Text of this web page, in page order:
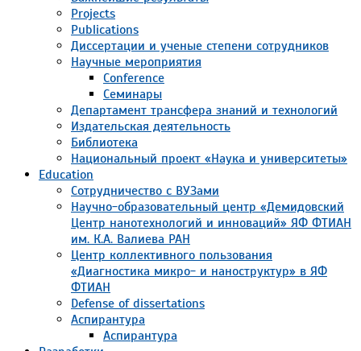
Projects
Publications
Диссертации и ученые степени сотрудников
Научные мероприятия
Conference
Семинары
Департамент трансфера знаний и технологий
Издательская деятельность
Библиотека
Национальный проект «Наука и университеты»
Education
Сотрудничество с ВУЗами
Научно-образовательный центр «Демидовский
Центр нанотехнологий и инноваций» ЯФ ФТИАН
им. К.А. Валиева РАН
Центр коллективного пользования
«Диагностика микро- и наноструктур» в ЯФ
ФТИАН
Defense of dissertations
Аспирантура
Аспирантура